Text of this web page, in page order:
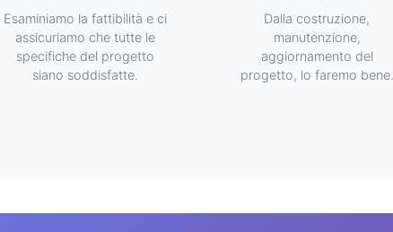
Esaminiamo la fattibilità e ci
assicuriamo che tutte le
specifiche del progetto
siano soddisfatte.
Dalla costruzione,
manutenzione,
aggiornamento del
progetto, lo faremo bene.